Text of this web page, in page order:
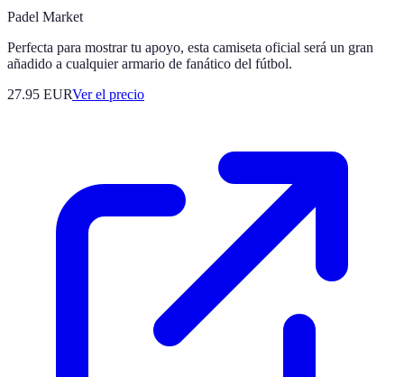
Padel Market
Perfecta para mostrar tu apoyo, esta camiseta oficial será un gran
añadido a cualquier armario de fanático del fútbol.
27.95 EURVer el precio